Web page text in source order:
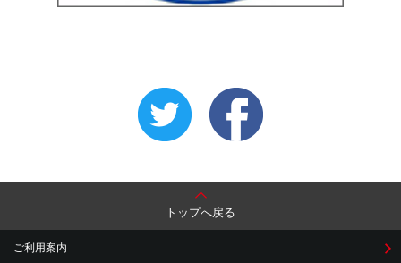
トップへ戻る
ご利用案内